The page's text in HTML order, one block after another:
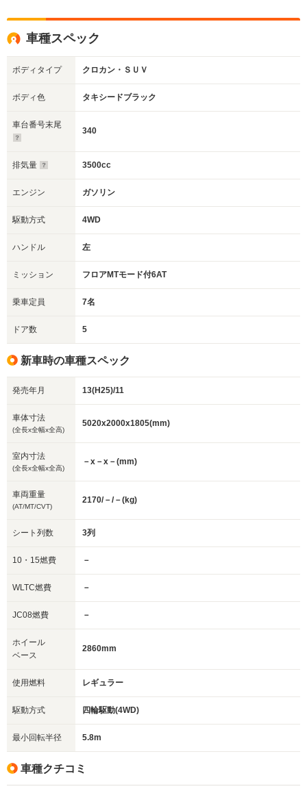
車種スペック
ボディタイプ クロカン・ＳＵＶ
ボディ色 タキシードブラック
車台番号末尾
340
排気量 3500cc
エンジン ガソリン
駆動方式 4WD
ハンドル 左
ミッション フロアMTモード付6AT
乗車定員 7名
ドア数 5
新車時の車種スペック
発売年月 13(H25)/11
車体寸法
(全長x全幅x全高)
5020x2000x1805(mm)
室内寸法
(全長x全幅x全高)
－x－x－(mm)
車両重量
(AT/MT/CVT)
2170/－/－(kg)
シート列数 3列
10・15燃費 －
WLTC燃費 －
JC08燃費 －
ホイール
ベース
2860mm
使用燃料 レギュラー
駆動方式 四輪駆動(4WD)
最小回転半径 5.8m
車種クチコミ